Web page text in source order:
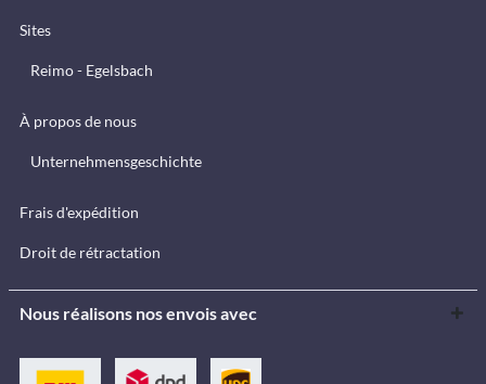
Sites
Reimo - Egelsbach
À propos de nous
Unternehmensgeschichte
Frais d'expédition
Droit de rétractation
Nous réalisons nos envois avec